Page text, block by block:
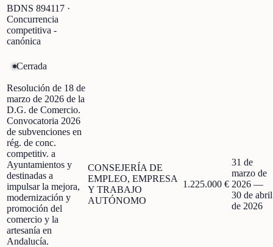
BDNS 894117 ·
Concurrencia
competitiva -
canónica
Cerrada
Resolución de 18 de
marzo de 2026 de la
D.G. de Comercio.
Convocatoria 2026
de subvenciones en
rég. de conc.
competitiv. a
Ayuntamientos y
destinadas a
impulsar la mejora,
modernización y
promoción del
comercio y la
artesanía en
Andalucía.
CONSEJERÍA DE
EMPLEO, EMPRESA
Y TRABAJO
AUTÓNOMO
1.225.000 €
31 de
marzo de
2026 —
30 de abril
de 2026